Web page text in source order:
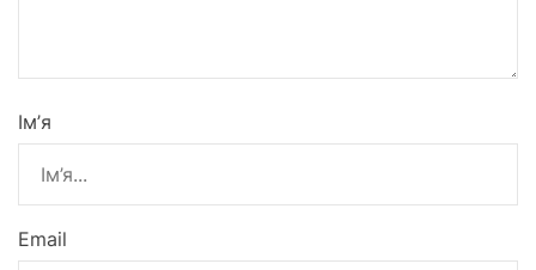
Ім’я
Email